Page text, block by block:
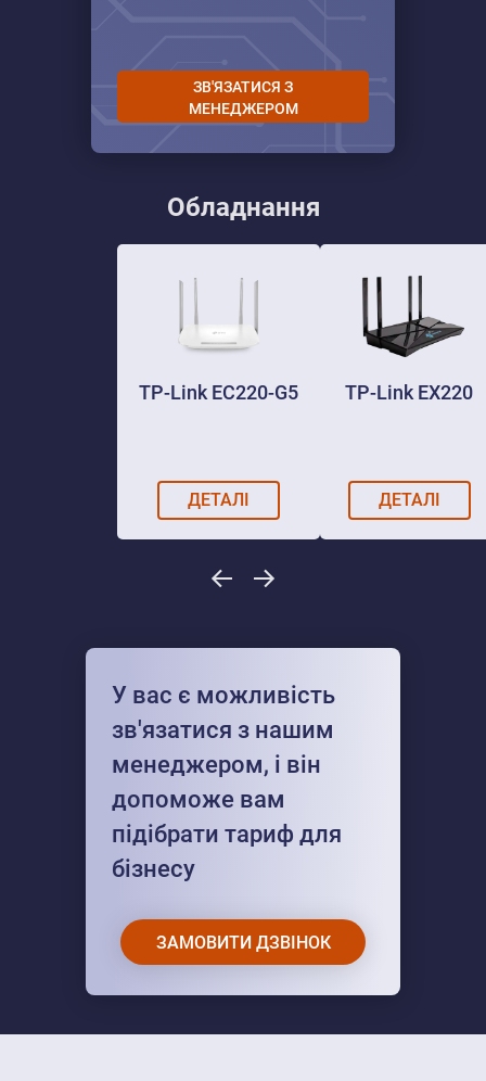
ЗВ'ЯЗАТИСЯ З
МЕНЕДЖЕРОМ
Обладнання
TP-Link EC220-G5
ДЕТАЛІ
TP-Link EX220
ДЕТАЛІ
У вас є можливість
зв'язатися з нашим
менеджером, і він
допоможе вам
підібрати тариф для
бізнесу
ЗАМОВИТИ ДЗВІНОК